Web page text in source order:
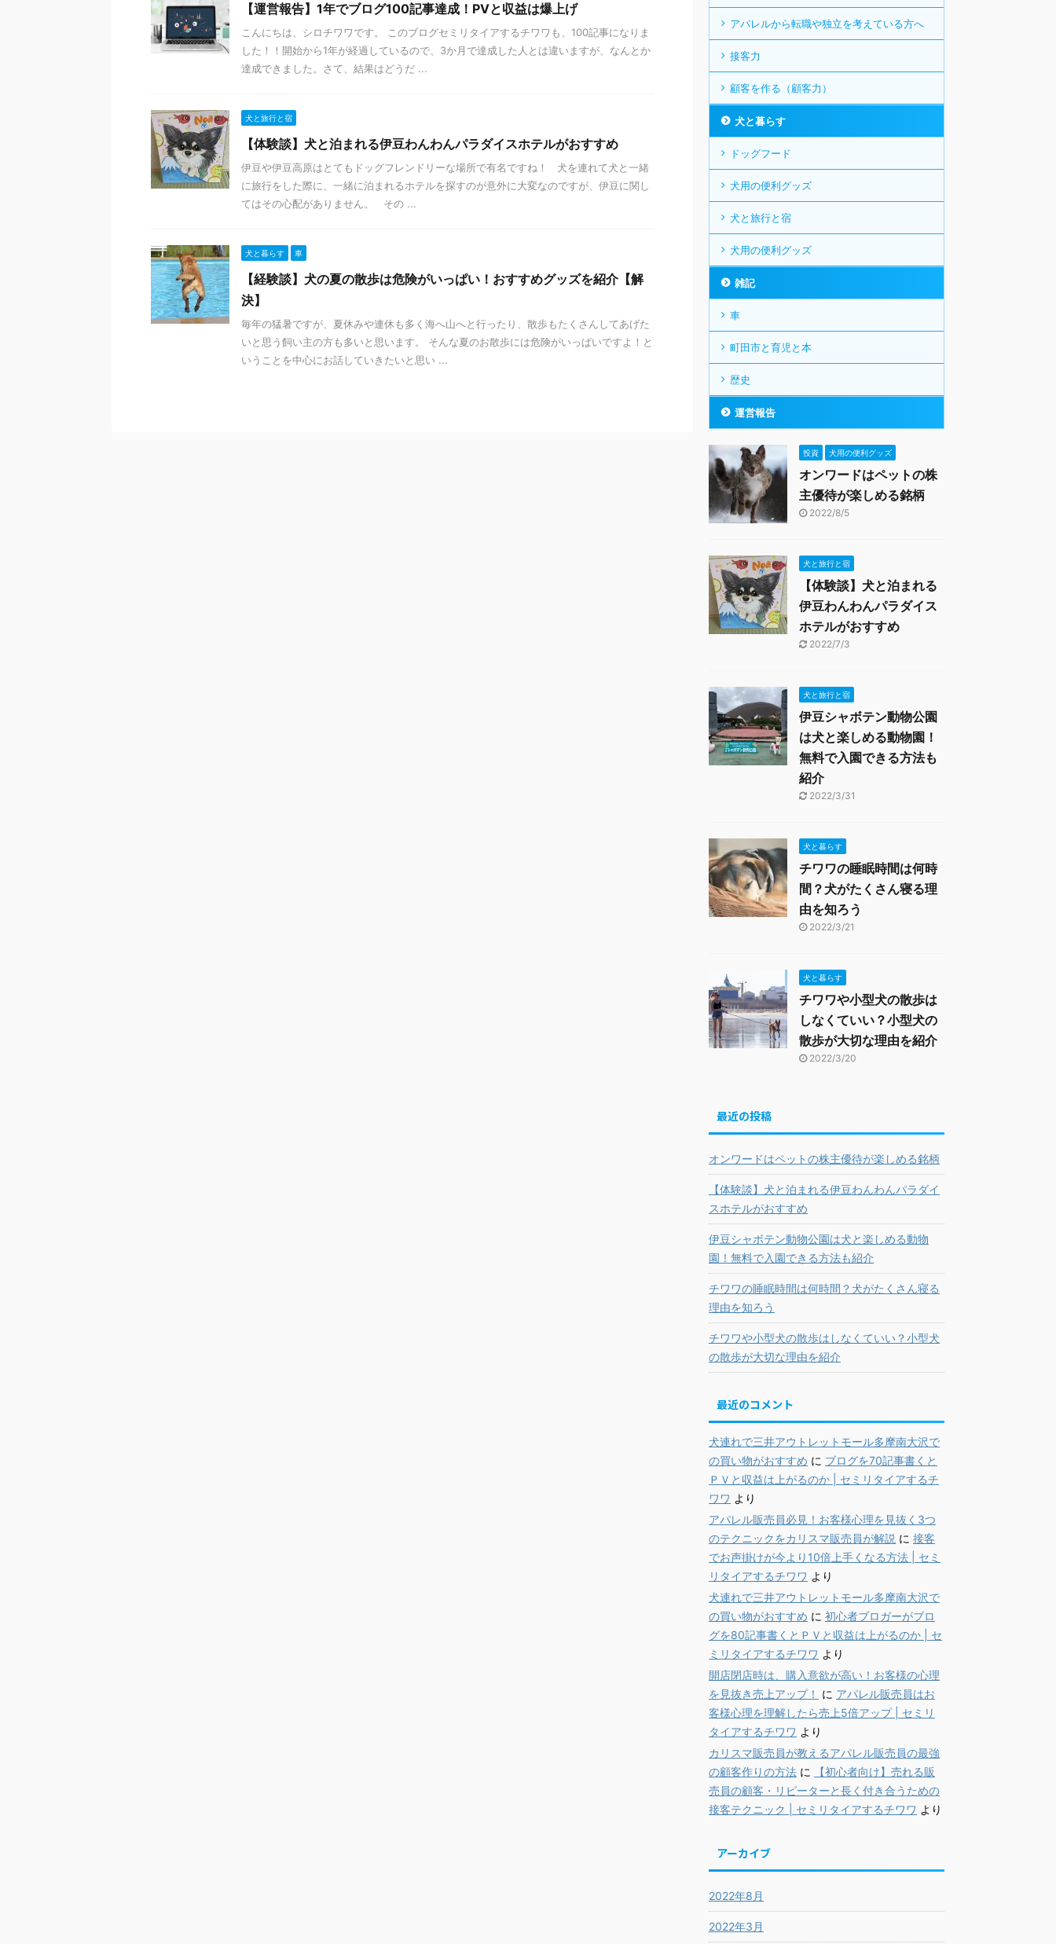
【運営報告】1年でブログ100記事達成！PVと収益は爆上げ
こんにちは、シロチワワです。 このブログセミリタイアするチワワも、100記事になりま
した！！開始から1年が経過しているので、3か月で達成した人とは違いますが、なんとか
達成できました。さて、結果はどうだ ...
犬と旅行と宿
【体験談】犬と泊まれる伊豆わんわんパラダイスホテルがおすすめ
伊豆や伊豆高原はとてもドッグフレンドリーな場所で有名ですね！ 犬を連れて犬と一緒
に旅行をした際に、一緒に泊まれるホテルを探すのが意外に大変なのですが、伊豆に関し
てはその心配がありません。 その ...
犬と暮らす 車
【経験談】犬の夏の散歩は危険がいっぱい！おすすめグッズを紹介【解
決】
毎年の猛暑ですが、夏休みや連休も多く海へ山へと行ったり、散歩もたくさんしてあげた
いと思う飼い主の方も多いと思います。 そんな夏のお散歩には危険がいっぱいですよ！と
いうことを中心にお話していきたいと思い ...
アパレルから転職や独立を考えている方へ
接客力
顧客を作る（顧客力）
犬と暮らす
ドッグフード
犬用の便利グッズ
犬と旅行と宿
犬用の便利グッズ
雑記
車
町田市と育児と本
歴史
運営報告
投資 犬用の便利グッズ
オンワードはペットの株
主優待が楽しめる銘柄
2022/8/5
犬と旅行と宿
【体験談】犬と泊まれる
伊豆わんわんパラダイス
ホテルがおすすめ
2022/7/3
犬と旅行と宿
伊豆シャボテン動物公園
は犬と楽しめる動物園！
無料で入園できる方法も
紹介
2022/3/31
犬と暮らす
チワワの睡眠時間は何時
間？犬がたくさん寝る理
由を知ろう
2022/3/21
犬と暮らす
チワワや小型犬の散歩は
しなくていい？小型犬の
散歩が大切な理由を紹介
2022/3/20
最近の投稿
オンワードはペットの株主優待が楽しめる銘柄
【体験談】犬と泊まれる伊豆わんわんパラダイ
スホテルがおすすめ
伊豆シャボテン動物公園は犬と楽しめる動物
園！無料で入園できる方法も紹介
チワワの睡眠時間は何時間？犬がたくさん寝る
理由を知ろう
チワワや小型犬の散歩はしなくていい？小型犬
の散歩が大切な理由を紹介
最近のコメント
犬連れで三井アウトレットモール多摩南大沢で
の買い物がおすすめ に ブログを70記事書くと
ＰＶと収益は上がるのか | セミリタイアするチ
ワワ より
アパレル販売員必見！お客様心理を見抜く3つ
のテクニックをカリスマ販売員が解説 に 接客
でお声掛けが今より10倍上手くなる方法 | セミ
リタイアするチワワ より
犬連れで三井アウトレットモール多摩南大沢で
の買い物がおすすめ に 初心者ブロガーがブロ
グを80記事書くとＰＶと収益は上がるのか | セ
ミリタイアするチワワ より
開店閉店時は、購入意欲が高い！お客様の心理
を見抜き売上アップ！
に アパレル販売員はお
客様心理を理解したら売上5倍アップ | セミリ
タイアするチワワ より
カリスマ販売員が教えるアパレル販売員の最強
の顧客作りの方法 に
【初心者向け】売れる販
売員の顧客・リピーターと長く付き合うための
接客テクニック | セミリタイアするチワワ より
アーカイブ
2022年8月
2022年3月